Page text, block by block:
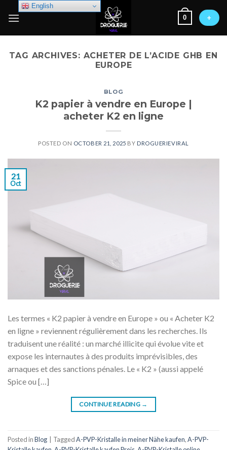
0 +
TAG ARCHIVES: ACHETER DE L’ACIDE GHB EN
EUROPE
BLOG
K2 papier à vendre en Europe |
acheter K2 en ligne
POSTED ON OCTOBER 21, 2025 BY DROGUERIEVIRAL
21
Oct
Les termes « K2 papier à vendre en Europe » ou « Acheter K2
en ligne » reviennent régulièrement dans les recherches. Ils
traduisent une réalité : un marché illicite qui évolue vite et
expose les internautes à des produits imprévisibles, des
arnaques et des sanctions pénales. Le « K2 » (aussi appelé
Spice ou […]
CONTINUE READING →
Posted inBlog TaggedA-PVP-Kristalle in meiner Nähe kaufen,A-PVP-
English